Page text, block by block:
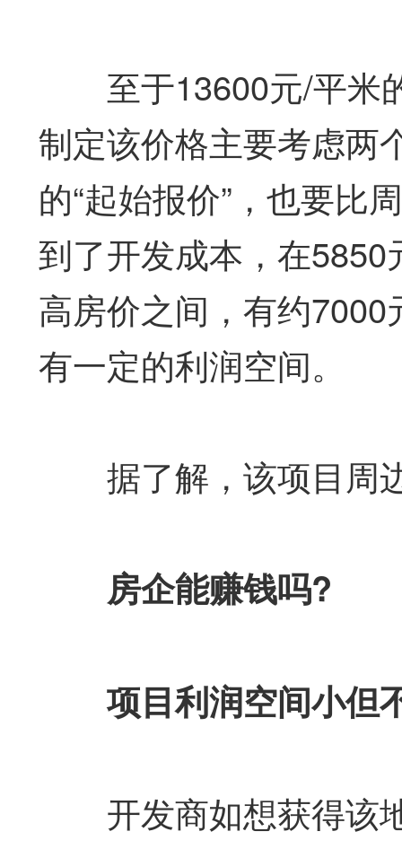
至于13600元/平米
制定该价格主要考虑两
的“起始报价”，也要比
到了开发成本，在
高房价之间，有约
有一定的利润空间。
据了解，该项目周
房企能赚钱吗?
项目利润空间小但
开发商如想获得该